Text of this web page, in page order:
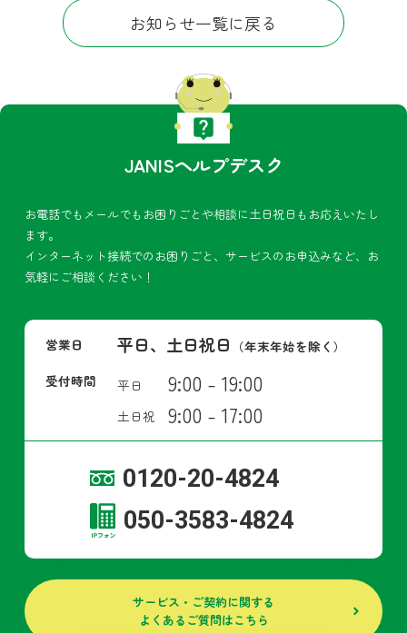
お知らせ一覧に戻る
JANISヘルプデスク
お電話でもメールでもお困りごとや相談に土日祝日もお応えいたし
ます。
インターネット接続でのお困りごと、サービスのお申込みなど、お
気軽にご相談ください！
営業日 平日、土日祝日 （年末年始を除く）
受付時間
平日 9:00 - 19:00
土日祝 9:00 - 17:00
0120-20-4824
050-3583-4824
サービス・ご契約に関する
よくあるご質問はこちら